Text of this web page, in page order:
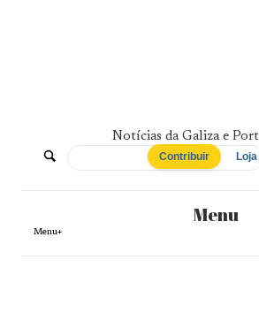
De
Norte
a
Notícias da Galiza e
Contribuir Loja
Menu
Menu+